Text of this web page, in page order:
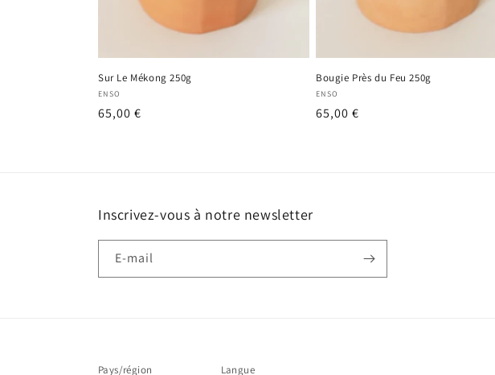
Sur Le Mékong 250g
Fournisseur :
ENSO
Prix
65,00 €
Bougie Près du Feu 250g
Fournisseur :
ENSO
Prix
65,00 €
Inscrivez-vous à notre newsletter
E-mail
Pays/région Langue